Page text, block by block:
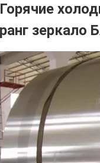
Горячие
ранг зеркало